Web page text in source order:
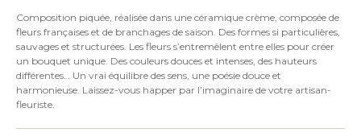
Composition piquée, réalisée dans une céramique crème, composée de
fleurs françaises et de branchages de saison. Des formes si particulières,
sauvages et structurées. Les fleurs s’entremêlent entre elles pour créer
un bouquet unique. Des couleurs douces et intenses, des hauteurs
différentes… Un vrai équilibre des sens, une poésie douce et
harmonieuse. Laissez-vous happer par l’imaginaire de votre artisan-
fleuriste.